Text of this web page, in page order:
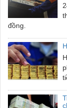
đồng.